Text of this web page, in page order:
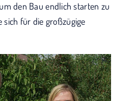
den Bau endlich starten zu
für die großzügige